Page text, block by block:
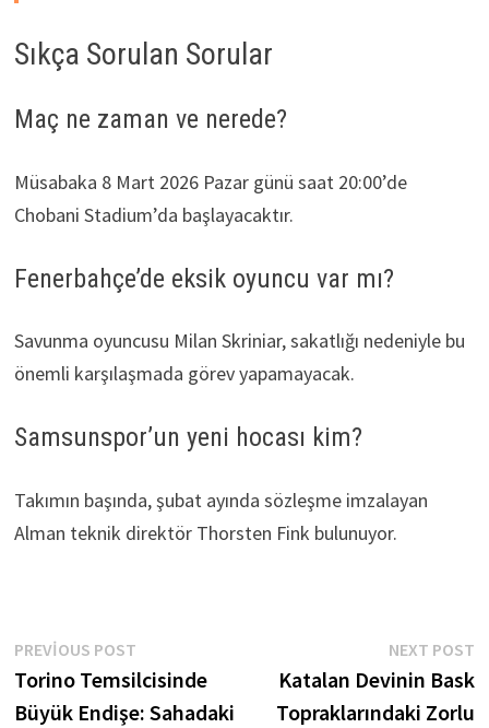
Sıkça Sorulan Sorular
Maç ne zaman ve nerede?
Müsabaka 8 Mart 2026 Pazar günü saat 20:00’de
Chobani Stadium’da başlayacaktır.
Fenerbahçe’de eksik oyuncu var mı?
Savunma oyuncusu Milan Skriniar, sakatlığı nedeniyle bu
önemli karşılaşmada görev yapamayacak.
Samsunspor’un yeni hocası kim?
Takımın başında, şubat ayında sözleşme imzalayan
Alman teknik direktör Thorsten Fink bulunuyor.
Yazı
gezinmesi
PREVIOUS POSTPrevious
post:
Torino Temsilcisinde
Büyük Endişe: Sahadaki
NEXT POST
Katalan Devinin Bask
Topraklarındaki Zorlu